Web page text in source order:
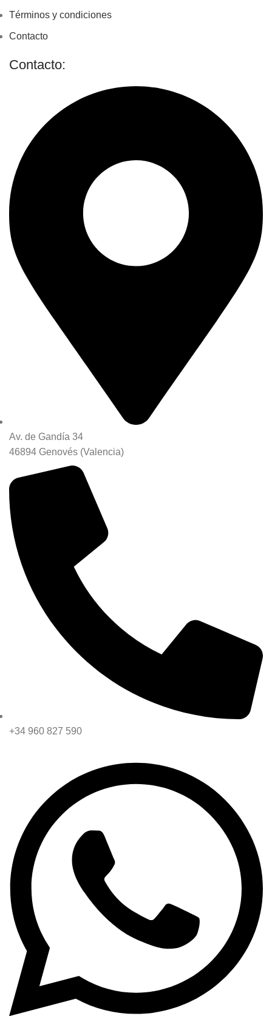
Términos y condiciones
Contacto
Contacto:
Av. de Gandía 34
46894 Genovés (Valencia)
+34 960 827 590